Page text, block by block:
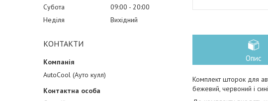
Субота
09:00
20:00
Неділя
Вихідний
КОНТАКТИ
AutoCool (Ауто кулл)
Опис
Комплект шторок для
бежевий, червоний і